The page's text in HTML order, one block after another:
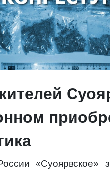
«Суоярвское»